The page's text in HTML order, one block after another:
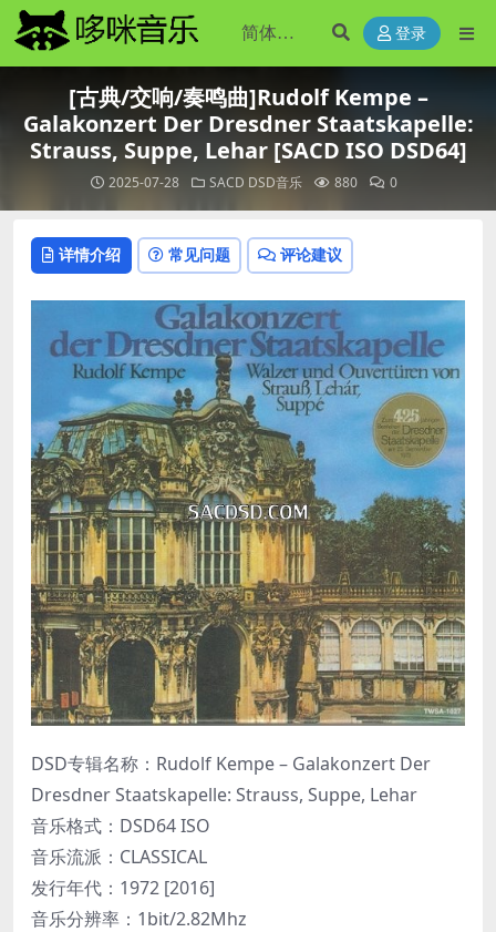
登录
[古典/交响/奏鸣曲]Rudolf Kempe –
Galakonzert Der Dresdner Staatskapelle:
Strauss, Suppe, Lehar [SACD ISO DSD64]
2025-07-28 SACD DSD音乐 880 0
详情介绍 常见问题 评论建议
DSD专辑名称：Rudolf Kempe – Galakonzert Der
Dresdner Staatskapelle: Strauss, Suppe, Lehar
音乐格式：DSD64 ISO
音乐流派：CLASSICAL
发行年代：1972 [2016]
音乐分辨率：1bit/2.82Mhz